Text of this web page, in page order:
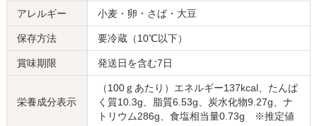
アレルギー 小麦・卵・さば・大豆
保存方法 要冷蔵（10℃以下）
賞味期限 発送日を含む7日
栄養成分表示
（100ｇあたり）エネルギー137kcal、たんぱ
く質10.3g、脂質6.53g、炭水化物9.27g、ナ
トリウム286g、食塩相当量0.73g ※推定値